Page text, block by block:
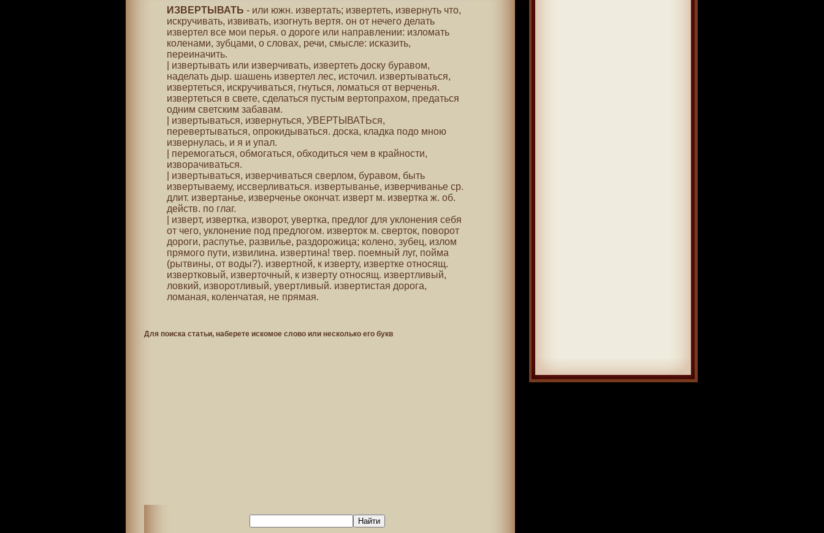
ИЗВЕРТЫВАТЬ - или южн. извертать; извертеть, извернуть что,
искручивать, извивать, изогнуть вертя. он от нечего делать
извертел все мои перья. о дороге или направлении: изломать
коленами, зубцами, о словах, речи, смысле: исказить,
переиначить.
| извертывать или изверчивать, извертеть доску буравом,
наделать дыр. шашень извертел лес, источил. извертываться,
извертеться, искручиваться, гнуться, ломаться от верченья.
извертеться в свете, сделаться пустым вертопрахом, предаться
одним светским забавам.
| извертываться, извернуться, УВЕРТЫВАТЬся,
перевертываться, опрокидываться. доска, кладка подо мною
извернулась, и я и упал.
| перемогаться, обмогаться, обходиться чем в крайности,
изворачиваться.
| извертываться, изверчиваться сверлом, буравом, быть
извертываему, иссверливаться. извертыванье, изверчиванье ср.
длит. извертанье, изверченье окончат. изверт м. извертка ж. об.
действ. по глаг.
| изверт, извертка, изворот, увертка, предлог для уклонения себя
от чего, уклонение под предлогом. изверток м. сверток, поворот
дороги, распутье, развилье, раздорожица; колено, зубец, излом
прямого пути, извилина. извертина! твер. поемный луг, пойма
(рытвины, от воды?). извертной, к изверту, извертке относящ.
извертковый, изверточный, к изверту относящ. извертливый,
ловкий, изворотливый, увертливый. извертистая дорога,
ломаная, коленчатая, не прямая.
Для поиска статьи, наберете искомое слово или несколько его букв